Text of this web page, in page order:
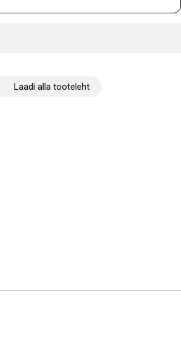
Laadi alla tooteleht